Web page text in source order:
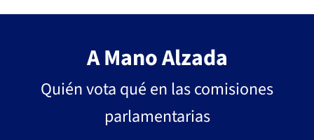
A Mano Alzada
Quién vota qué en las comisiones
parlamentarias